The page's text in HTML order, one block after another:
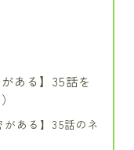
ある】35話を
がある】35話のネ